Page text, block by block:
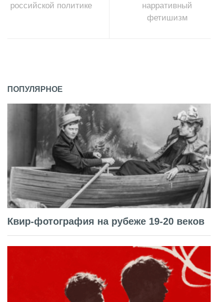
российской политике
нарративный
фетишизм
ПОПУЛЯРНОЕ
Квир-фотография на рубеже 19-20 веков